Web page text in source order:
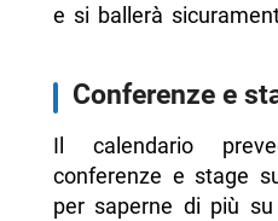
e si ballerà
Conferenze e
Il calendario
conferenze e stage
per saperne di più